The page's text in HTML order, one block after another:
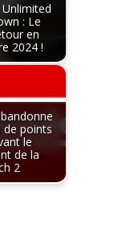
: Le
en
2024 !
de points
le
de la
2